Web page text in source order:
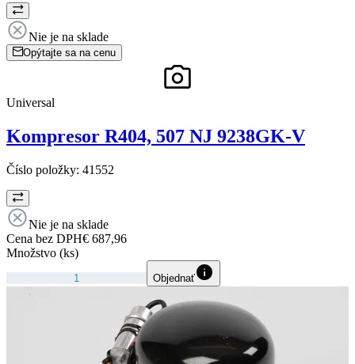
Nie je na sklade
Opýtajte sa na cenu
Universal
Kompresor R404, 507 NJ 9238GK-V
Číslo položky: 41552
Nie je na sklade
Cena bez DPH€ 687,96
Množstvo (ks)
Objednať